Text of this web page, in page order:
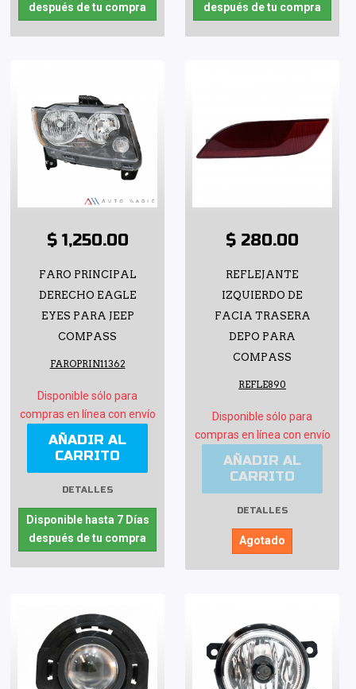
después de tu compra
después de tu compra
$ 1,250.00
FARO PRINCIPAL
DERECHO EAGLE
EYES PARA JEEP
COMPASS
FAROPRIN11362
Disponible sólo para
compras en línea con envío
AÑADIR AL
CARRITO
DETALLES
Disponible hasta 7 Días
después de tu compra
$ 280.00
REFLEJANTE
IZQUIERDO DE
FACIA TRASERA
DEPO PARA
COMPASS
REFLE890
Disponible sólo para
compras en línea con envío
AÑADIR AL
CARRITO
DETALLES
Agotado